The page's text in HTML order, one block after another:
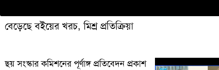
বেড়েছে বইয়ের খরচ, মিশ্র প্রতিক্রিয়া
ছয় সংস্কার কমিশনের পূর্ণাঙ্গ প্রতিবেদন প্রকাশ